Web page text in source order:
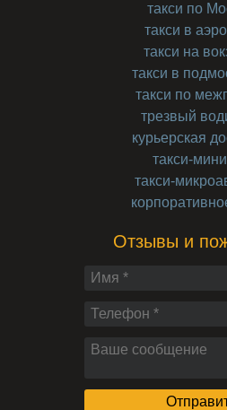
такси по
такси в
такси на
такси в
такси по
трезвый
курьерская
такси-
такси-
Отзывы и